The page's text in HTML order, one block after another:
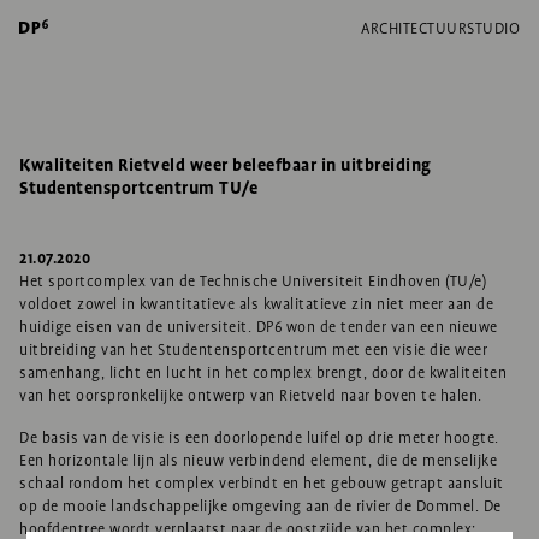
ARCHITECTUURSTUDIO
Kwaliteiten Rietveld weer beleefbaar in uitbreiding
Studentensportcentrum TU/e
21.07.2020
Het sportcomplex van de Technische Universiteit Eindhoven (TU/e)
voldoet zowel in kwantitatieve als kwalitatieve zin niet meer aan de
huidige eisen van de universiteit. DP6 won de tender van een nieuwe
uitbreiding van het Studentensportcentrum met een visie die weer
samenhang, licht en lucht in het complex brengt, door de kwaliteiten
van het oorspronkelijke ontwerp van Rietveld naar boven te halen.
De basis van de visie is een doorlopende luifel op drie meter hoogte.
Een horizontale lijn als nieuw verbindend element, die de menselijke
schaal rondom het complex verbindt en het gebouw getrapt aansluit
op de mooie landschappelijke omgeving aan de rivier de Dommel. De
hoofdentree wordt verplaatst naar de oostzijde van het complex: